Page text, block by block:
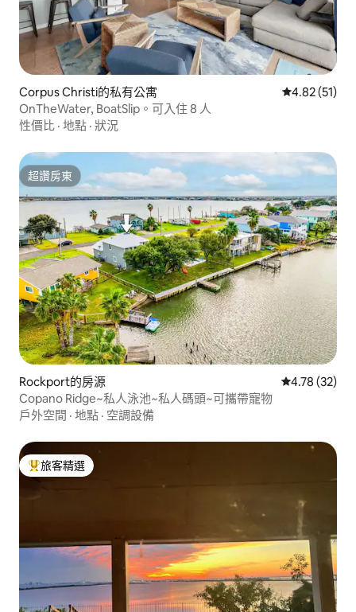
Corpus Christi的私有公寓 從 51 則評價
4.82 (51)
OnTheWater, BoatSlip。可入住 8 人
性價比 · 地點 · 狀況
超讚房東
超讚房東
Rockport的房源 從 32 則評價
4.78 (32)
Copano Ridge~私人泳池~私人碼頭~可攜帶寵物
戶外空間 · 地點 · 空調設備
旅客精選榜首
旅客精選